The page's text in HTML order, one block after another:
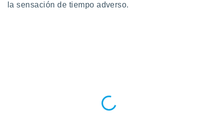
la sensación de tiempo adverso.